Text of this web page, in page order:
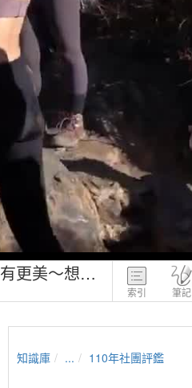
索引 筆記
【北大武山】夜景、日出、雲海、蒼松、杜鵑、網美......沒有最美，只有更美～想找最佳的看日出地點嗎？一起跟著北北登上北大武山！｜【跟著北北爬山趣】北大武山2天1夜 (Day2) 【百岳篇】
知識庫 ... 110年社團評鑑